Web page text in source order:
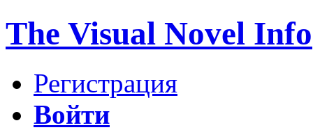
The Visual Novel Info
Регистрация
Войти